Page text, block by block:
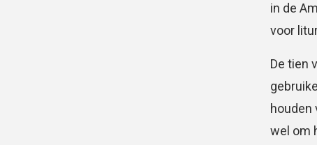
in de
voor
De tien
houden
wel om